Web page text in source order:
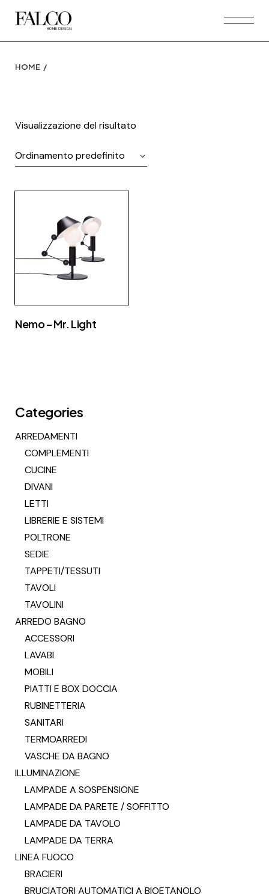
HOME
Visualizzazione del risultato
Ordinamento predefinito
Nemo – Mr. Light
Categories
ARREDAMENTI
COMPLEMENTI
CUCINE
DIVANI
LETTI
LIBRERIE E SISTEMI
POLTRONE
SEDIE
TAPPETI/TESSUTI
TAVOLI
TAVOLINI
ARREDO BAGNO
ACCESSORI
LAVABI
MOBILI
PIATTI E BOX DOCCIA
RUBINETTERIA
SANITARI
TERMOARREDI
VASCHE DA BAGNO
ILLUMINAZIONE
LAMPADE A SOSPENSIONE
LAMPADE DA PARETE / SOFFITTO
LAMPADE DA TAVOLO
LAMPADE DA TERRA
LINEA FUOCO
BRACIERI
BRUCIATORI AUTOMATICI A BIOETANOLO